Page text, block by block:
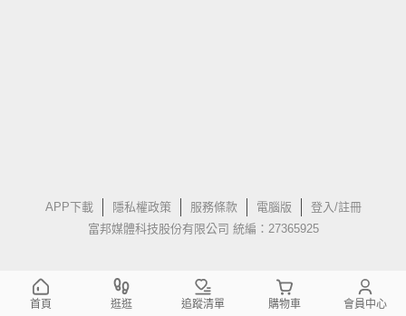
APP下載 隱私權政策 服務條款 電腦版
登入/註冊
富邦媒體科技股份有限公司 統編：27365925
首頁 逛逛 追蹤清單 購物車 會員中心